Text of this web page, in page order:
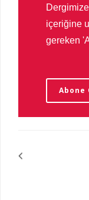
içeriğine
gereken
Abone